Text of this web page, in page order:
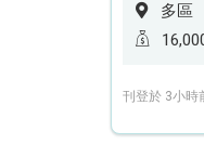
多區
刊登於 3小時